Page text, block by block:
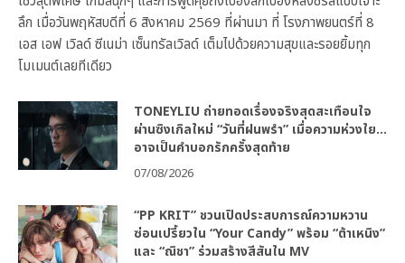
ลึก เมื่อวันพฤหัสบดีที่ 6 สิงหาคม 2569 ที่ผ่านมา ที่ โรงภาพยนตร์ที่ 8
เอส เอฟ เวิลด์ ซีเนม่า เซ็นทรัลเวิลด์ เต็มไปด้วยความสุขและรอยยิ้มทุก
โมเมนต์เลยทีเดียว
TONEYLIU ถ่ายทอดเรื่องจริงสุดสะเทือนใจ
ผ่านซิงเกิลใหม่ “วันที่ฝนพรำ” เมื่อความห่วงใย…
อาจเป็นคำบอกรักครั้งสุดท้าย
07/08/2026
“PP KRIT” ชวนเปิดประสบการณ์ความหวาน
ซ่อนเปรี้ยวใน “Your Candy” พร้อม “ต้าเหนิง”
และ “ณิชา” ร่วมสร้างสีสันใน MV